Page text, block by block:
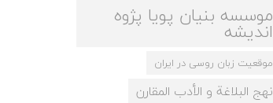
موسسه بنیان پویا پژوه
اندیشه
موقعیت زبان روسی در ایران
نهج البلاغة و الأدب المقارن